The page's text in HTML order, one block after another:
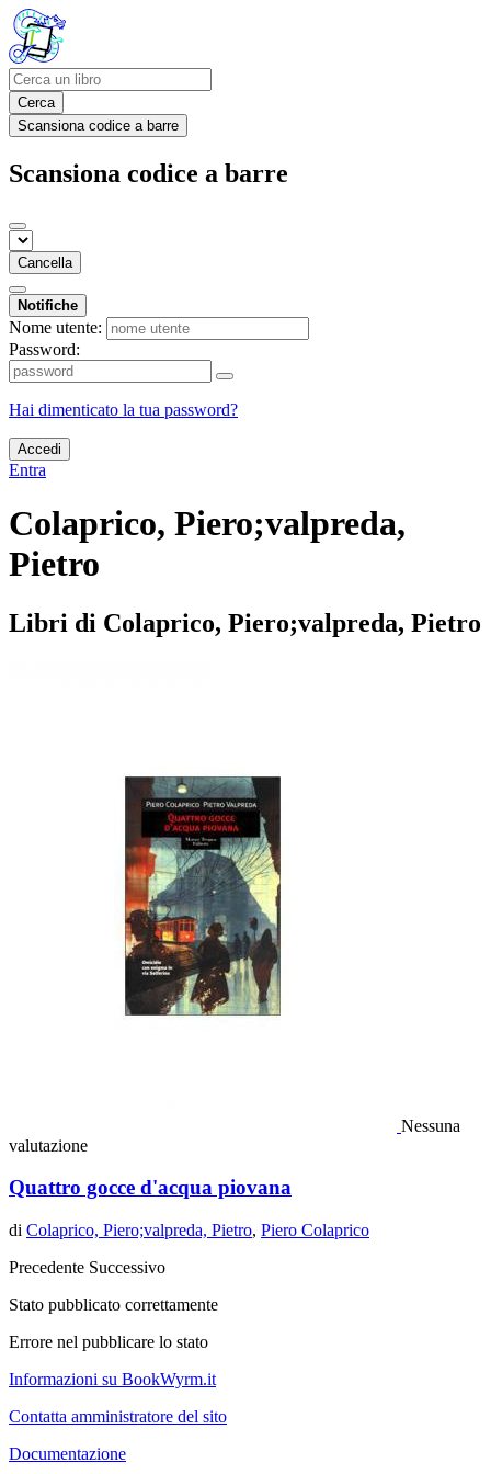
Cerca
Scansiona codice a barre
Scansiona codice a barre
Cancella
Notifiche
Nome utente:
Password:
Hai dimenticato la tua password?
Accedi
Entra
Colaprico, Piero;valpreda,
Pietro
Libri di Colaprico, Piero;valpreda, Pietro
Nessuna
valutazione
Quattro gocce d'acqua piovana
di Colaprico, Piero;valpreda, Pietro, Piero Colaprico
Precedente Successivo
Stato pubblicato correttamente
Errore nel pubblicare lo stato
Informazioni su BookWyrm.it
Contatta amministratore del sito
Documentazione